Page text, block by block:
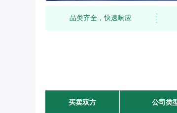
品类齐全，快速响应
买卖双方 公司类